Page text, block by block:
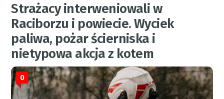
Strażacy interweniowali w
Raciborzu i powiecie. Wyciek
paliwa, pożar ścierniska i
nietypowa akcja z kotem
0